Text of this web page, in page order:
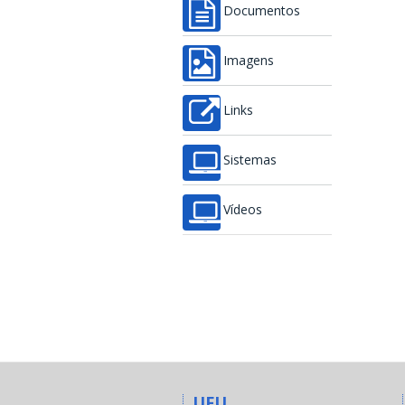
Documentos
Imagens
Links
Sistemas
Vídeos